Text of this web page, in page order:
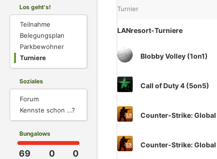
Los geht's!
Teilnahme
Belegungsplan
Parkbewohner
Turniere
Soziales
Forum
Kennste schon …?
Bungalows
69 0 0
Turnier
LANresort-Turniere
Blobby Volley (1on1)
Call of Duty 4 (5on5)
Counter-Strike:
Counter-Strike: